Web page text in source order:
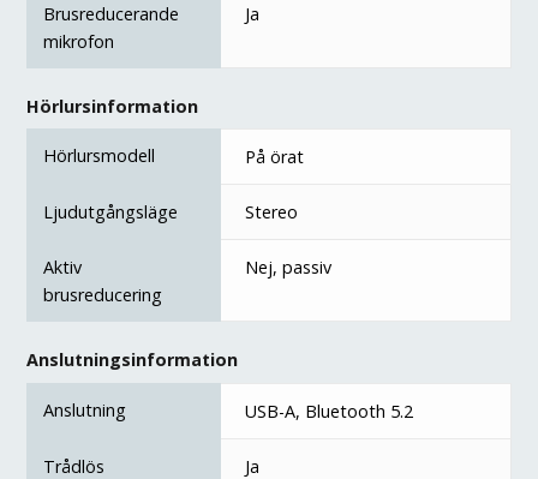
Brusreducerande
mikrofon
Ja
Hörlursinformation
Hörlursmodell På örat
Ljudutgångsläge Stereo
Aktiv
brusreducering
Nej, passiv
Anslutningsinformation
Anslutning USB-A, Bluetooth 5.2
Trådlös Ja